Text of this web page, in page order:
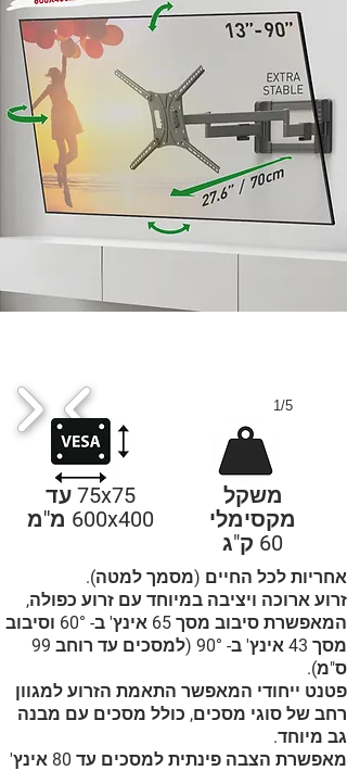
1/5
75x75 עד
600x400 מ''מ
משקל
מקסימלי
60 ק"ג
אחריות לכל החיים (מסמך למטה).
זרוע ארוכה ויציבה במיוחד עם זרוע כפולה,
המאפשרת סיבוב מסך 65 אינץ' ב- 60° וסיבוב
מסך 43 אינץ' ב- 90° (למסכים עד רוחב 99
ס"מ).
פטנט ייחודי המאפשר התאמת הזרוע למגוון
רחב של סוגי מסכים, כולל מסכים עם מבנה
גב מיוחד.
מאפשרת הצבה פינתית למסכים עד 80 אינץ'